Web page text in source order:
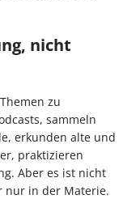
nicht
zu
sammeln
erkunden alte und
praktizieren
Aber es ist nicht
nur in der Materie.